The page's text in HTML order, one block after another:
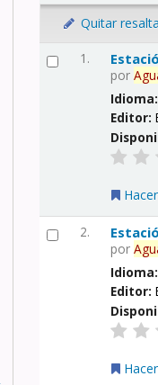
Quitar
1.
por
Editor:
2.
por
Editor: